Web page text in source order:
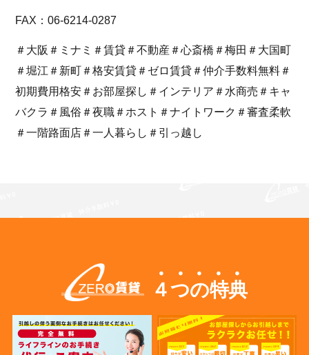
FAX：06-6214-0287
＃大阪＃ミナミ＃賃貸＃不動産＃心斎橋＃梅田＃大国町
＃堀江＃新町＃格安賃貸＃ゼロ賃貸＃仲介手数料無料＃
初期費用格安＃お部屋探し＃インテリア＃水商売＃キャ
バクラ＃風俗＃夜職＃ホスト＃ナイトワーク＃審査柔軟
＃一階路面店＃一人暮らし＃引っ越し
４つの特典